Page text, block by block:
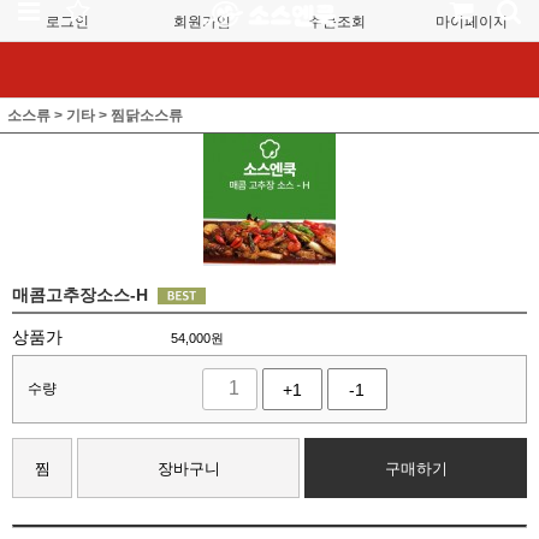
로그인 회원가입 주문조회 마이페이지
소스류 > 기타> 찜닭소스류
매콤고추장소스-H
상품가 54,000원
수량 +1 -1
찜 장바구니 구매하기